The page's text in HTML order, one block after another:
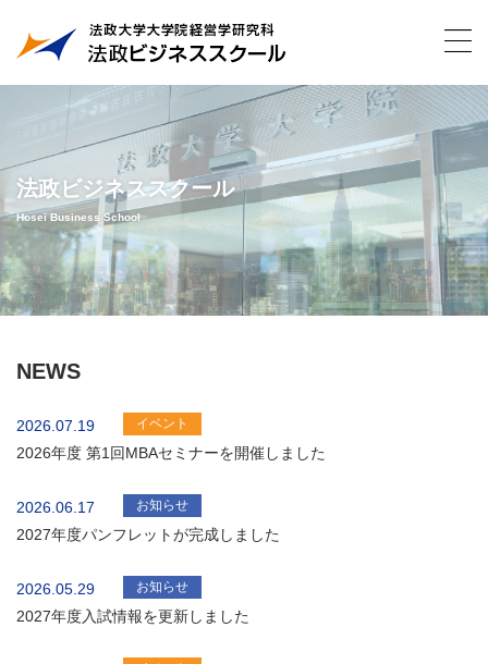
法政ビジネススクール
Hosei Business School
NEWS
2026.07.19 イベント
2026年度 第1回MBAセミナーを開催しました
2026.06.17 お知らせ
2027年度パンフレットが完成しました
2026.05.29 お知らせ
2027年度入試情報を更新しました